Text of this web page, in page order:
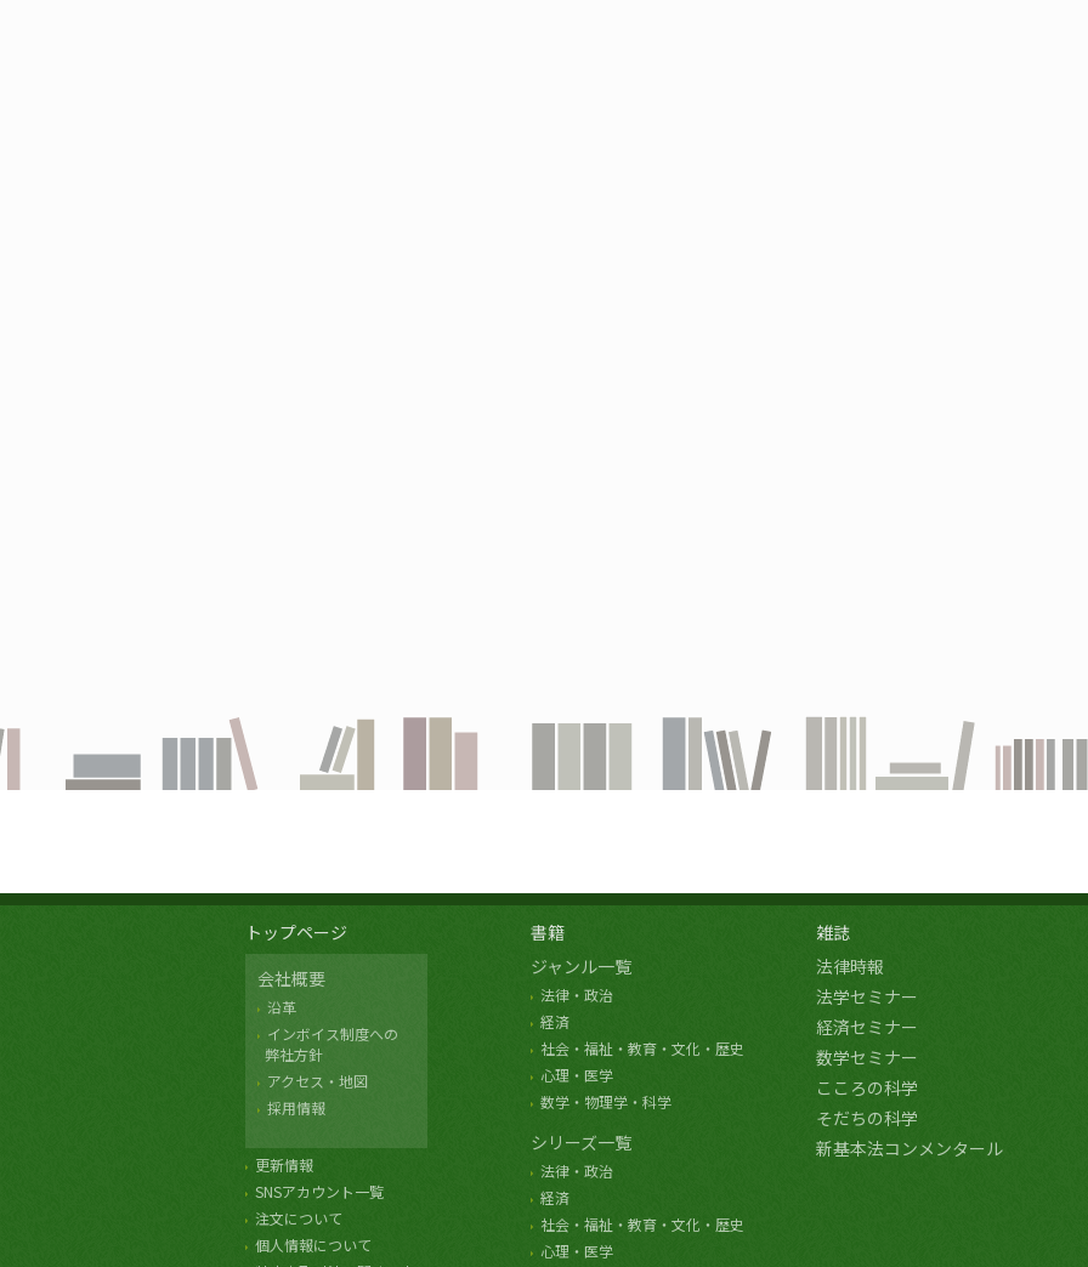
トップページ
会社概要
沿革
インボイス制度への
弊社方針
アクセス・地図
採用情報
更新情報
SNSアカウント一覧
注文について
個人情報について
書籍
ジャンル一覧
法律・政治
経済
社会・福祉・教育・文化・歴史
心理・医学
数学・物理学・科学
シリーズ一覧
法律・政治
経済
社会・福祉・教育・文化・歴史
心理・医学
雑誌
法律時報
法学セミナー
経済セミナー
数学セミナー
こころの科学
そだちの科学
新基本法コンメンタール